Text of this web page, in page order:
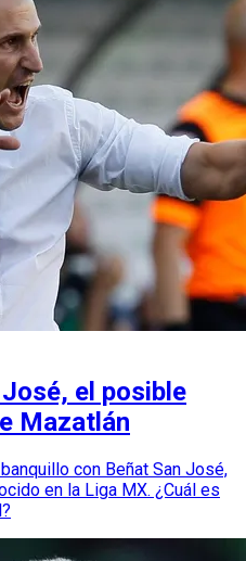
el posible
Mazatlán
con Beñat San José,
en la Liga MX. ¿Cuál es